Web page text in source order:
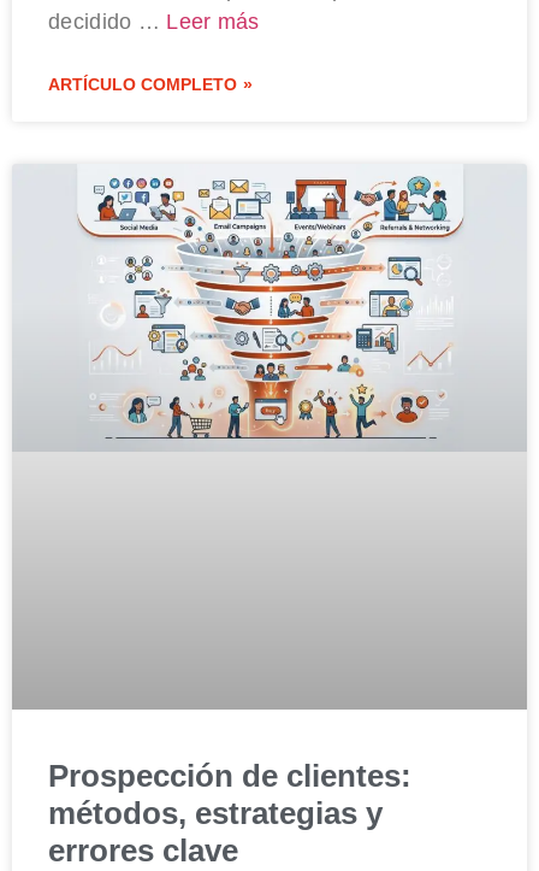
decidido … Leer más
ARTÍCULO COMPLETO »
Prospección de clientes:
métodos, estrategias y
errores clave